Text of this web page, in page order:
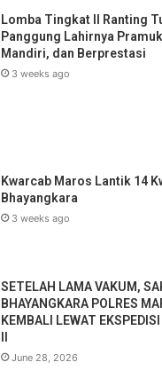
Lomba Tingkat II Ranting
Panggung Lahirnya
Mandiri, dan Berprestasi
3 weeks ago
Kwarcab Maros Lantik 14
Bhayangkara
3 weeks ago
SETELAH LAMA VAKUM,
BHAYANGKARA POLRES
KEMBALI LEWAT
June 28, 2026